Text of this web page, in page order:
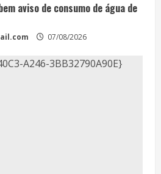
aviso de consumo de água de
07/08/2026